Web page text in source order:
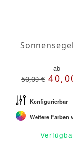
ab
50,00 €
Konfigurierbar
Weitere Farben